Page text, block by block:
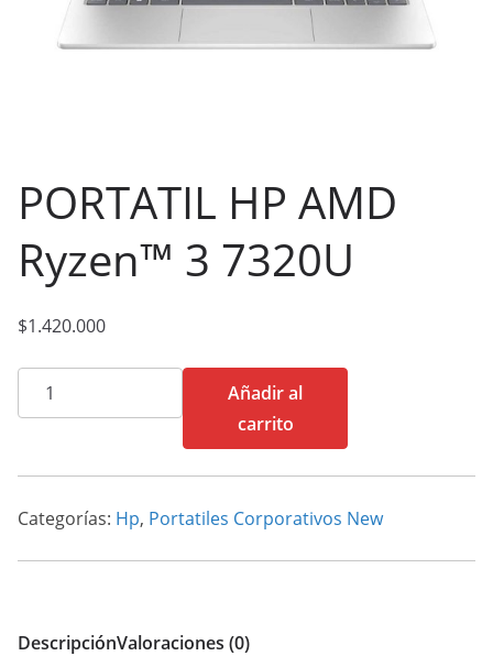
PORTATIL HP AMD
Ryzen™ 3 7320U
$1.420.000
PORTATIL
HP
Ryzen™
7320U
cantidad
Añadir al
carrito
Categorías: Hp, Portatiles Corporativos New
DescripciónValoraciones (0)